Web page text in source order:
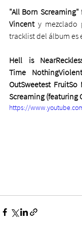
"All Born Screaming"
Vincent y mezclado
tracklist del álbum es
Hell is
Time
OutSweetest FruitSo
Screaming (featuring
https://